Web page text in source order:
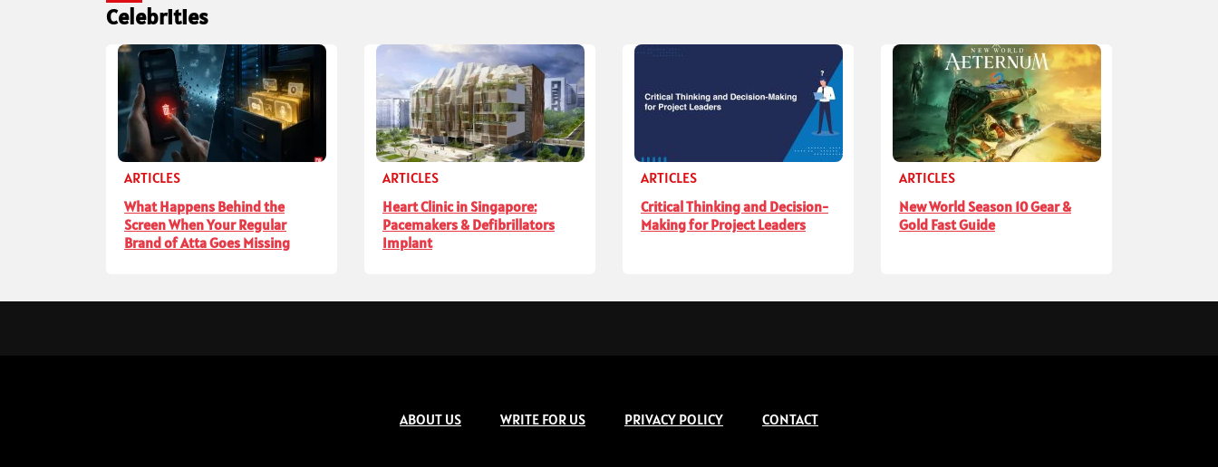
Celebrities
ARTICLES
What Happens Behind the
Screen When Your Regular
Brand of Atta Goes Missing
ARTICLES
Heart Clinic in Singapore:
Pacemakers & Defibrillators
Implant
ARTICLES
Critical Thinking and Decision-
Making for Project Leaders
ARTICLES
New World Season 10 Gear &
Gold Fast Guide
ABOUT US WRITE FOR US PRIVACY POLICY CONTACT